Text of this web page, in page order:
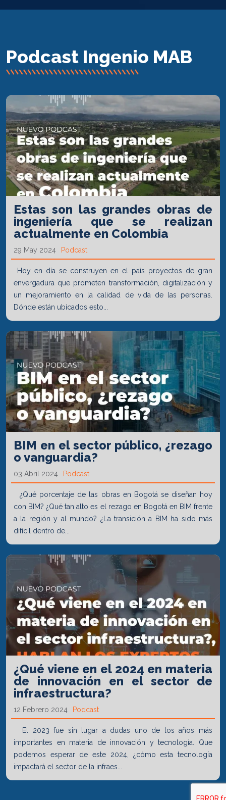
Podcast Ingenio MAB
Estas son las grandes obras de
ingeniería que se realizan
actualmente en Colombia
29 May 2024 Podcast
Hoy en día se construyen en el país proyectos de gran
envergadura que prometen transformación, digitalización y
un mejoramiento en la calidad de vida de las personas.
Dónde están ubicados esto...
BIM en el sector público, ¿rezago
o vanguardia?
03 Abril 2024 Podcast
¿Qué porcentaje de las obras en Bogotá se diseñan hoy
con BIM? ¿Qué tan alto es el rezago en Bogotá en BIM frente
a la región y al mundo? ¿La transición a BIM ha sido más
difícil dentro de...
¿Qué viene en el 2024 en materia
de innovación en el sector de
infraestructura?
12 Febrero 2024 Podcast
El 2023 fue sin lugar a dudas uno de los años más
importantes en materia de innovación y tecnología. Que
podemos esperar de este 2024, ¿cómo esta tecnología
impactará el sector de la infraes...